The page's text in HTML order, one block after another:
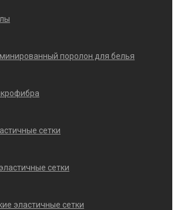
поролон для белья
сетки
сетки
эластичные сетки